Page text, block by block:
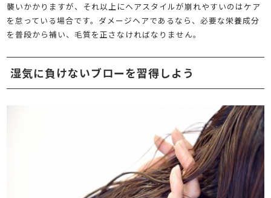
襲いかかりますが、それ以上にヘアスタイルが崩れやすいのはケア
を怠っている場合です。ダメージヘアであるなら、必要な栄養成分
を普段から補い、毛質を正さなければなりません。
湿気に負けないブローを習得しよう